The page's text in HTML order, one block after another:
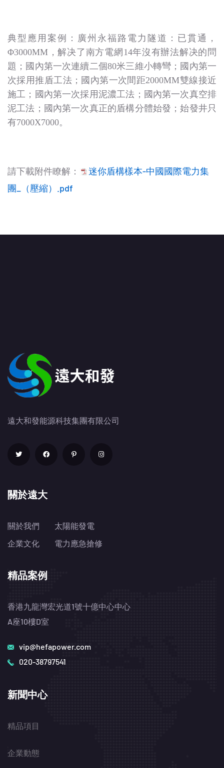
典型應用案例：廣州永福路電力隧道：已貫通，
Φ3000MM，解决了南方電網14年沒有辦法解决的問
題；國內第一次連續二個80米三維小轉彎；國內第一
次採用推盾工法；國內第一次間距2000MM雙線接近
施工；國內第一次採用泥濃工法；國內第一次真空排
泥工法；國內第一次真正的盾構分體始發；始發井只
有7000X7000。
請下載附件瞭解：
迷你盾構樣本-中國國際電力集
團_（壓縮）.pdf
遠大和發能源科技集團有限公司
關於遠大
關於我們
企業文化
太陽能發電
電力應急搶修
精品案例
香港九龍灣宏光道1號十億中心中心
A座10樓D室
vip@hefapower.com
020-38797541
新聞中心
精品項目
企業動態